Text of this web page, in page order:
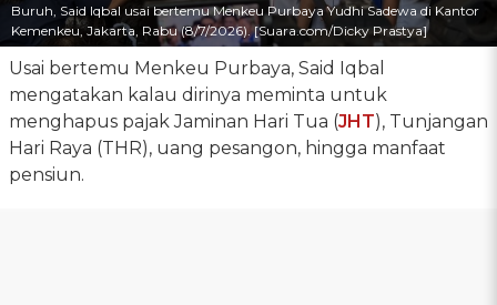
Buruh, Said Iqbal usai bertemu Menkeu Purbaya Yudhi Sadewa di Kantor
Kemenkeu, Jakarta, Rabu (8/7/2026). [Suara.com/Dicky Prastya]
Usai bertemu Menkeu Purbaya, Said Iqbal
mengatakan kalau dirinya meminta untuk
menghapus pajak Jaminan Hari Tua (JHT), Tunjangan
Hari Raya (THR), uang pesangon, hingga manfaat
pensiun.